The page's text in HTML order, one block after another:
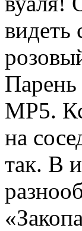
видеть
Парень
MP5.
на
так. В